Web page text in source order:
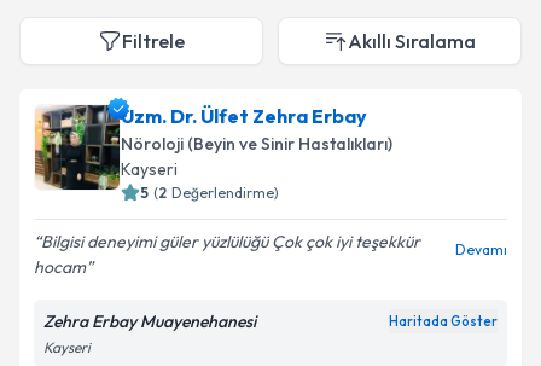
Filtrele Akıllı Sıralama
Uzm. Dr. Ülfet Zehra Erbay
Nöroloji (Beyin ve Sinir Hastalıkları)
Kayseri
5 (2 Değerlendirme)
Bilgisi deneyimi güler yüzlülüğü Çok çok iyi teşekkür
hocam
Devamı
Zehra Erbay Muayenehanesi Haritada Göster
Kayseri